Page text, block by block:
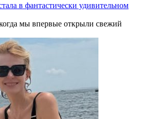
в фантастически удивительном
мы впервые открыли свежий